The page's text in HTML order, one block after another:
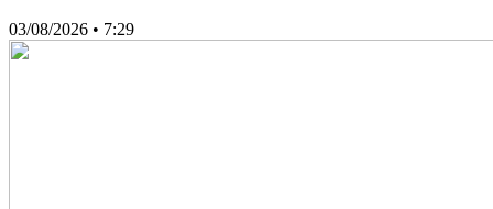
03/08/2026 • 7:29